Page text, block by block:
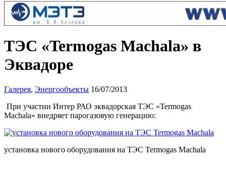
ТЭС «Termogas Machala» в
Эквадоре
Галерея, Энергообъекты 16/07/2013
При участии Интер РАО эквадорская ТЭС «Termogas
Machala» внедряет парогазовую генерацию:
установка нового оборудования на ТЭС Termogas Machala